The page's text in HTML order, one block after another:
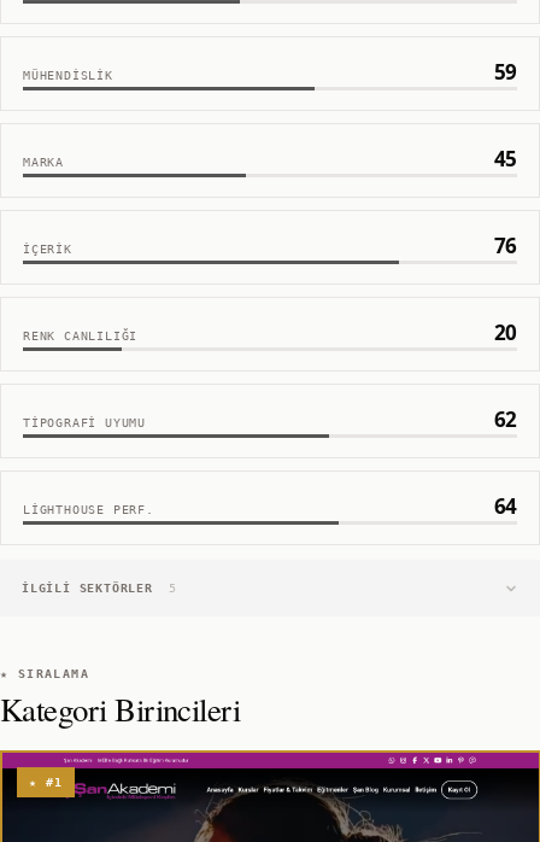
MÜHENDISLIK 59
MARKA 45
İÇERIK 76
RENK CANLILIĞI 20
TIPOGRAFI UYUMU 62
LIGHTHOUSE PERF. 64
İLGILI SEKTÖRLER 5
★ SIRALAMA
Kategori Birincileri
★ #1